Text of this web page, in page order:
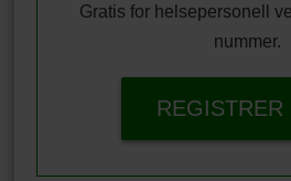
Gratis for helsepersonell
nummer.
REGISTRER